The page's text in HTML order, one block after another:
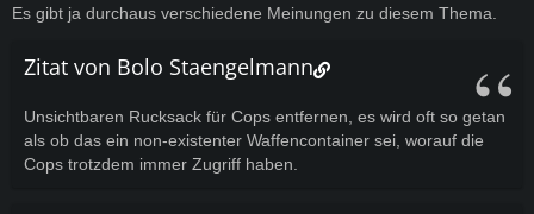
Es gibt ja durchaus verschiedene Meinungen zu diesem Thema.
Zitat von Bolo Staengelmann
Unsichtbaren Rucksack für Cops entfernen, es wird oft so getan
als ob das ein non-existenter Waffencontainer sei, worauf die
Cops trotzdem immer Zugriff haben.